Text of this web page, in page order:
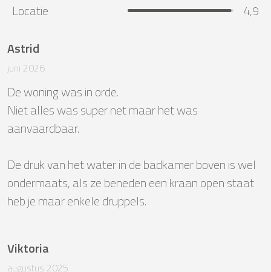
Locatie
4,9
Astrid
juni 2026
De woning was in orde.
Niet alles was super net maar het was
aanvaardbaar.
De druk van het water in de badkamer boven is wel
ondermaats, als ze beneden een kraan open staat
heb je maar enkele druppels.
Viktoria
augustus 2025